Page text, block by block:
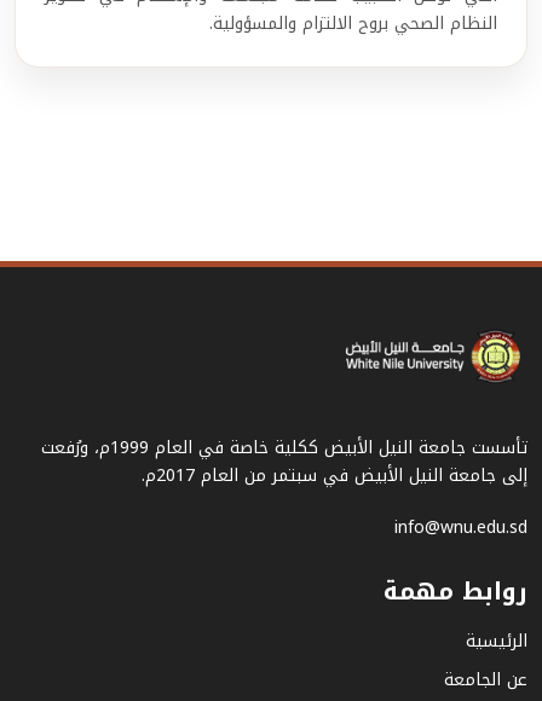
النظام الصحي بروح الالتزام والمسؤولية.
تأسست جامعة النيل الأبيض ككلية خاصة في العام 1999م، ورُفعت
إلى جامعة النيل الأبيض في سبتمر من العام 2017م.
info@wnu.edu.sd
روابط مهمة
الرئيسية
عن الجامعة